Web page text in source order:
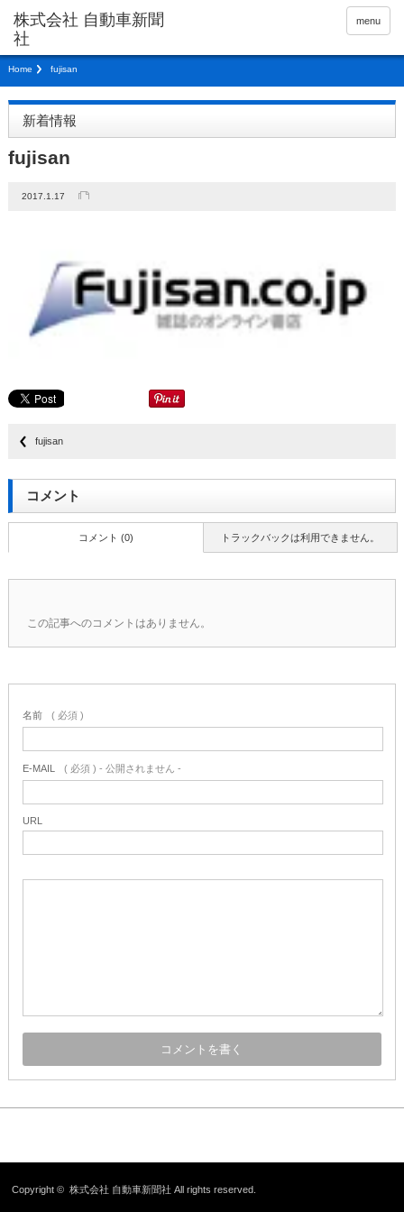
menu
Home fujisan
新着情報
fujisan
2017.1.17
fujisan
コメント
トラックバックは利用できません。
コメント (0)
この記事へのコメントはありません。
名前 ( 必須 )
E-MAIL ( 必須 ) - 公開されません -
URL
Copyright ©株式会社 自動車新聞社 All rights reserved.